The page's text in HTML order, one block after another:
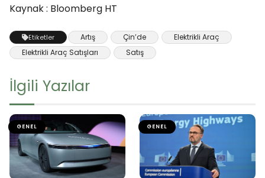
Kaynak : Bloomberg HT
Etiketler Artış Çin’de
Elektrikli Araç
Elektrikli Araç Satışları
Satış
İlgili Yazılar
GENEL GENEL